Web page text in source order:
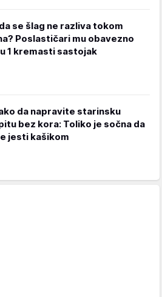
se šlag ne razliva tokom
Poslastičari mu obavezno
1 kremasti sastojak
da napravite starinsku
bez kora: Toliko je sočna da
jesti kašikom